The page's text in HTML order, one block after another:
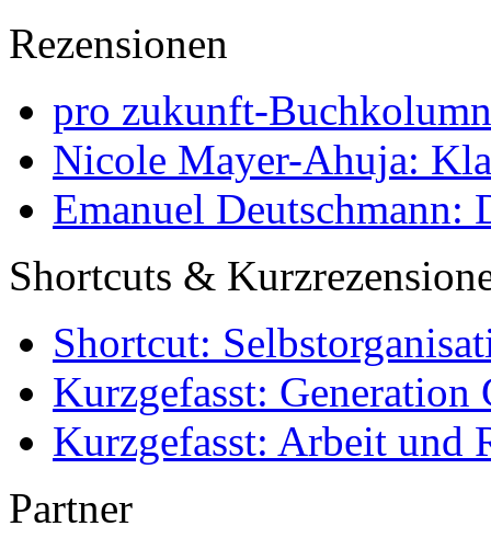
Rezensionen
pro zukunft-
Nicole Mayer-Ahuja:
Emanuel Deutschmann:
Shortcuts &
Shortcut:
Kurzgefasst: Generation
Kurzgefasst: Arbeit und
Partner